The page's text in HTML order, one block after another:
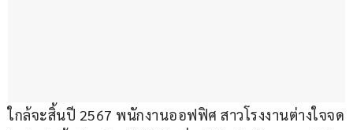
ใกล้จะสิ้นปี 2567 พนักงานออฟฟิศ สาวโรงงานต่างใจจด